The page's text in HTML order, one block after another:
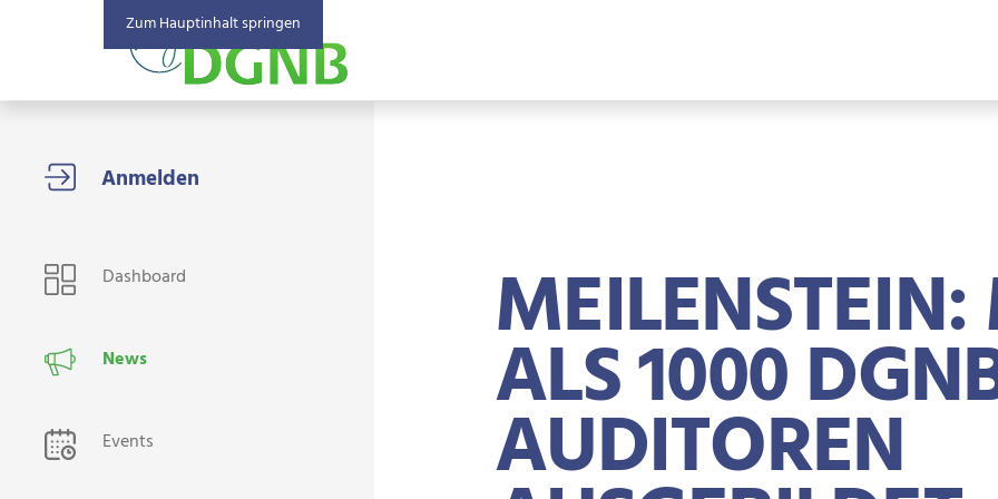
Zum Hauptinhalt springen
ALS 1000
AUDITOREN
USER NAVIGATION
Dashboard
News
Events